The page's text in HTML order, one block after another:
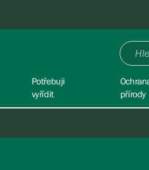
Potřebuji
vyřídit
přírody